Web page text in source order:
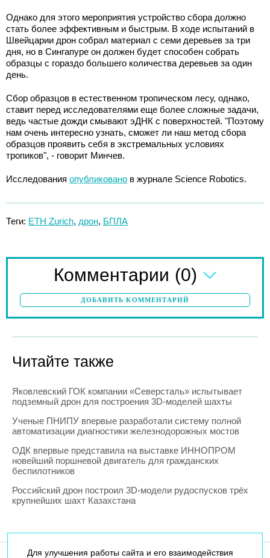
Однако для этого мероприятия устройство сбора должно
стать более эффективным и быстрым. В ходе испытаний в
Швейцарии дрон собрал материал с семи деревьев за три
дня, но в Сингапуре он должен будет способен собрать
образцы с гораздо большего количества деревьев за один
день.
Сбор образцов в естественном тропическом лесу, однако,
ставит перед исследователями еще более сложные задачи,
ведь частые дожди смывают эДНК с поверхностей. "Поэтому
нам очень интересно узнать, сможет ли наш метод сбора
образцов проявить себя в экстремальных условиях
тропиков", - говорит Минчев.
Исследования опубликовано в журнале Science Robotics.
Теги: ETH Zurich, дрон, БПЛА
Комментарии (0)
ДОБАВИТЬ КОММЕНТАРИЙ
Читайте также
Яковлевский ГОК компании «Северсталь» испытывает
подземный дрон для построения 3D-моделей шахты
Ученые ПНИПУ впервые разработали систему полной
автоматизации диагностики железнодорожных мостов
ОДК впервые представила на выставке ИННОПРОМ
новейший поршневой двигатель для гражданских
беспилотников
Российский дрон построил 3D-модели рудоспусков трёх
крупнейших шахт Казахстана
Для улучшения работы сайта и его взаимодействия